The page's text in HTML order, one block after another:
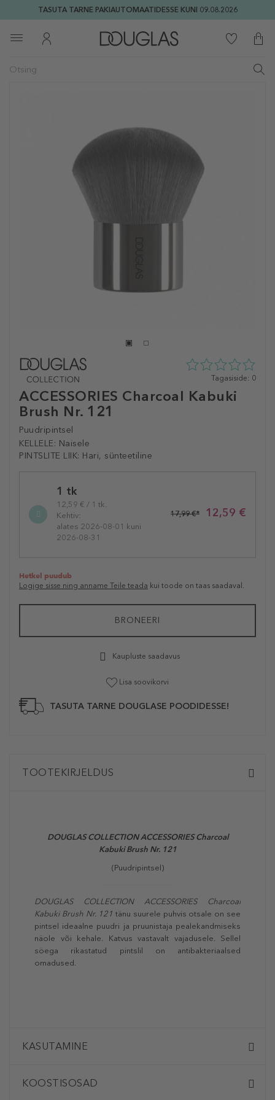
TASUTA TARNE PAKIAUTOMAATIDESSE KUNI 09.08.2026
ACCESSORIES Charcoal Kabuki
Brush Nr. 121
Puudripintsel
KELLELE: Naisele
PINTSLITE LIIK: Hari, sünteetiline
0
5st
Tagasiside: 0
variation1 tk
12,59 € / 1 tk.
Kehtiv:
alates 2026-08-01 kuni
2026-08-31
12,59 €
17,99 €*
Hetkel puudub
Logige sisse ning anname Teile teada kui toode on taas saadaval.
BRONEERI
Kaupluste saadavus
Lisa soovikorvi
TASUTA TARNE DOUGLASE POODIDESSE!
TOOTEKIRJELDUS
DOUGLAS COLLECTION ACCESSORIES Charcoal
Kabuki Brush Nr. 121
(Puudripintsel)
DOUGLAS COLLECTION ACCESSORIES Charcoal
Kabuki Brush Nr. 121tänu suurele puhvis otsale on see
pintsel ideaalne puudri ja pruunistaja pealekandmiseks
näole või kehale. Katvus vastavalt vajadusele. Sellel
söega rikastatud pintslil on antibakteriaalsed
omadused.
KASUTAMINE
KOOSTISOSAD